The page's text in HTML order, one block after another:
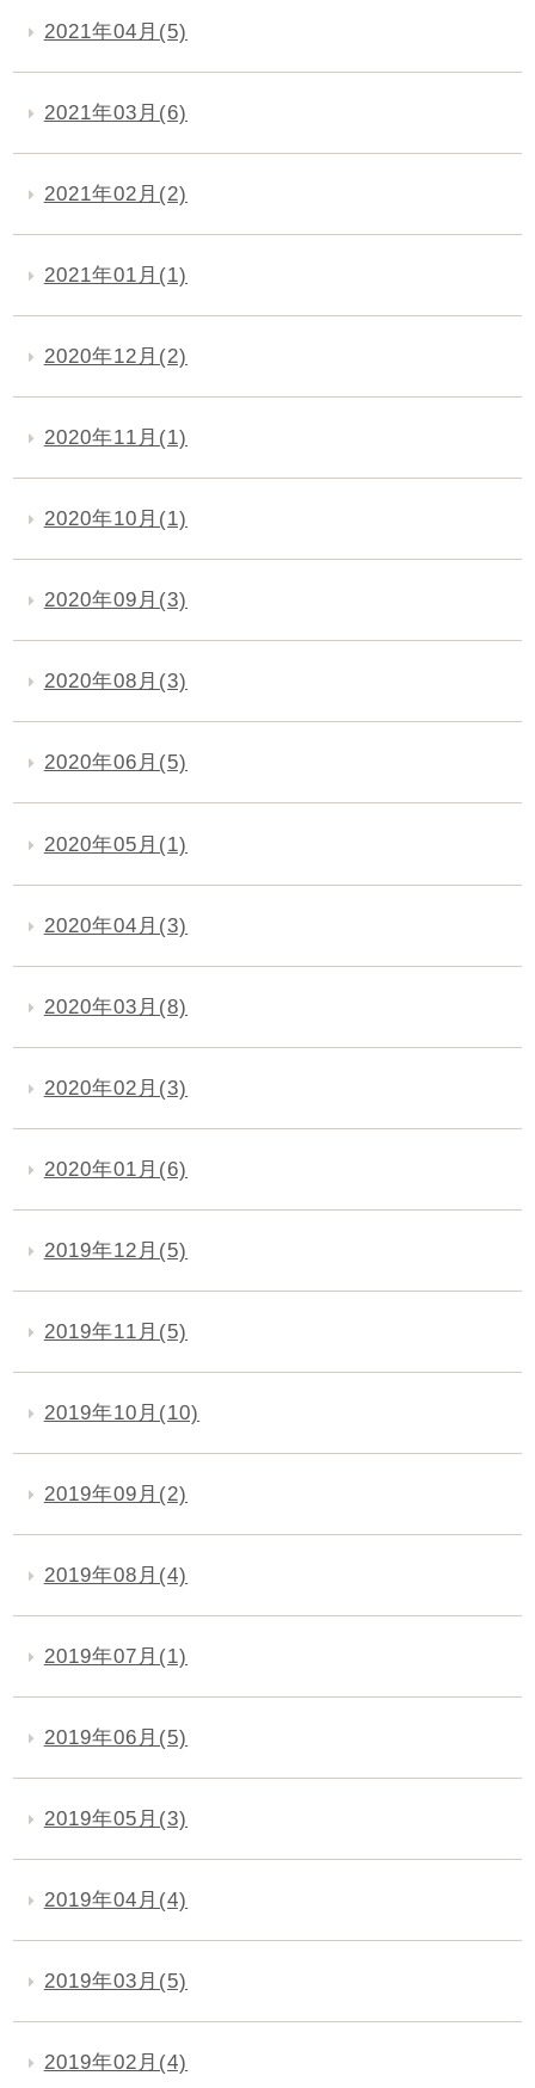
2021年04月(5)
2021年03月(6)
2021年02月(2)
2021年01月(1)
2020年12月(2)
2020年11月(1)
2020年10月(1)
2020年09月(3)
2020年08月(3)
2020年06月(5)
2020年05月(1)
2020年04月(3)
2020年03月(8)
2020年02月(3)
2020年01月(6)
2019年12月(5)
2019年11月(5)
2019年10月(10)
2019年09月(2)
2019年08月(4)
2019年07月(1)
2019年06月(5)
2019年05月(3)
2019年04月(4)
2019年03月(5)
2019年02月(4)